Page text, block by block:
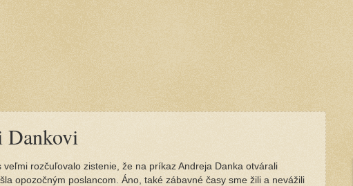
Dankovi
rozčuľovalo zistenie, že na príkaz Andreja Danka otvárali
opozočným poslancom. Áno, také zábavné časy sme žili a nevážili